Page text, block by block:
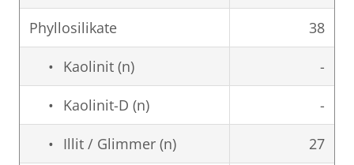
Phyllosilikate 38
Kaolinit (n) -
Kaolinit-D (n) -
Illit / Glimmer (n) 27